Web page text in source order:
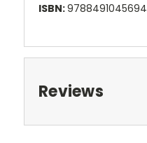
ISBN:9788491045694
Reviews